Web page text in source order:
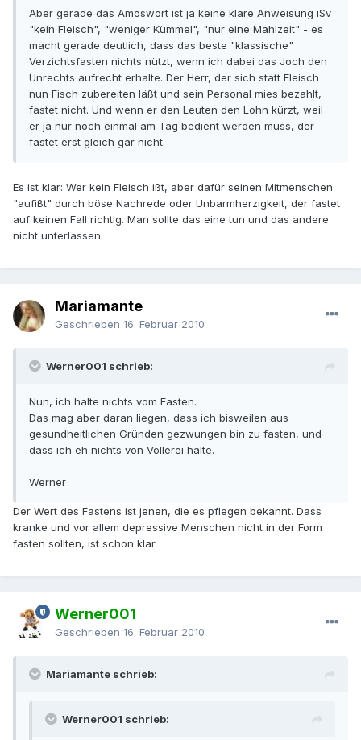
Aber gerade das Amoswort ist ja keine klare Anweisung iSv
"kein Fleisch", "weniger Kümmel", "nur eine Mahlzeit" - es
macht gerade deutlich, dass das beste "klassische"
Verzichtsfasten nichts nützt, wenn ich dabei das Joch den
Unrechts aufrecht erhalte. Der Herr, der sich statt Fleisch
nun Fisch zubereiten läßt und sein Personal mies bezahlt,
fastet nicht. Und wenn er den Leuten den Lohn kürzt, weil
er ja nur noch einmal am Tag bedient werden muss, der
fastet erst gleich gar nicht.
Es ist klar: Wer kein Fleisch ißt, aber dafür seinen Mitmenschen
"aufißt" durch böse Nachrede oder Unbarmherzigkeit, der fastet
auf keinen Fall richtig. Man sollte das eine tun und das andere
nicht unterlassen.
Mariamante
Geschrieben 16. Februar 2010
Werner001 schrieb:
Nun, ich halte nichts vom Fasten.
Das mag aber daran liegen, dass ich bisweilen aus
gesundheitlichen Gründen gezwungen bin zu fasten, und
dass ich eh nichts von Völlerei halte.
Werner
Der Wert des Fastens ist jenen, die es pflegen bekannt. Dass
kranke und vor allem depressive Menschen nicht in der Form
fasten sollten, ist schon klar.
Werner001
Geschrieben 16. Februar 2010
Mariamante schrieb:
Werner001 schrieb: